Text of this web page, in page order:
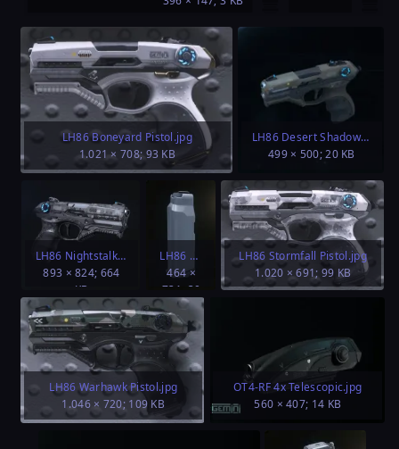
LH86 Boneyard Pistol.jpg
1.021 × 708; 93 KB
LH86 Desert Shadow Pistol.jpg
499 × 500; 20 KB
LH86 Nightstalker Pistol.jpg
893 × 824; 664
KB
LH86 Pistol Magazine 13 cap.jpg
464 ×
731; 30
KB
LH86 Stormfall Pistol.jpg
1.020 × 691; 99 KB
LH86 Warhawk Pistol.jpg
1.046 × 720; 109 KB
OT4-RF 4x Telescopic.jpg
560 × 407; 14 KB